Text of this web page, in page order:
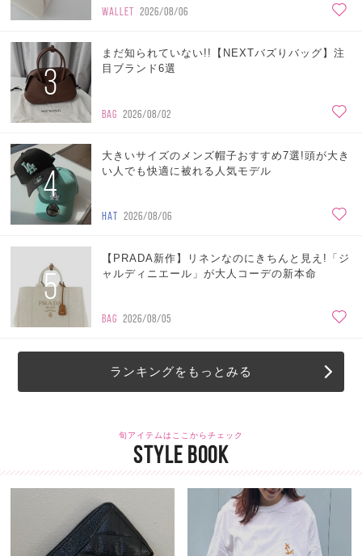
WALLET 2026/08/06
3
まだ知られていない!!【NEXTバズりバッグ】注
目ブランド6選
BAG 2026/08/02
4
大きいサイズのメンズ帽子おすすめ7選!頭が大き
い人でも快適に被れる人気モデル
HAT 2026/08/06
5
【PRADA新作】リネンなのにきちんと見え!「ジ
ャルディニエール」が大人コーデの新本命
BAG 2026/08/05
ランキングをもっとみる
旬アイテムはここからチェック
STYLE BOOK